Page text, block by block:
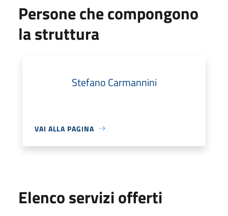
Persone che compongono
la struttura
Stefano Carmannini
VAI ALLA PAGINA
Elenco servizi offerti